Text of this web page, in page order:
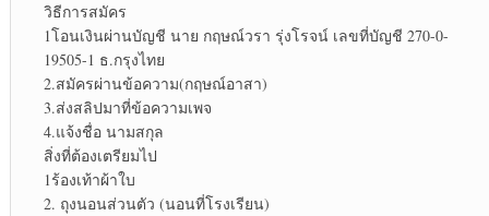
วิธีการสมัคร
1โอนเงินผ่านบัญชี นาย กฤษณ์วรา รุ่งโรจน์ เลขที่บัญชี 270-0-
19505-1 ธ.กรุงไทย
2.สมัครผ่านข้อความ(กฤษณ์อาสา)
3.ส่งสลิปมาที่ข้อความเพจ
4.แจ้งชื่อ นามสกุล
สิ่งที่ต้องเตรียมไป
1ร้องเท้าผ้าใบ
2. ถุงนอนส่วนตัว (นอนที่โรงเรียน)